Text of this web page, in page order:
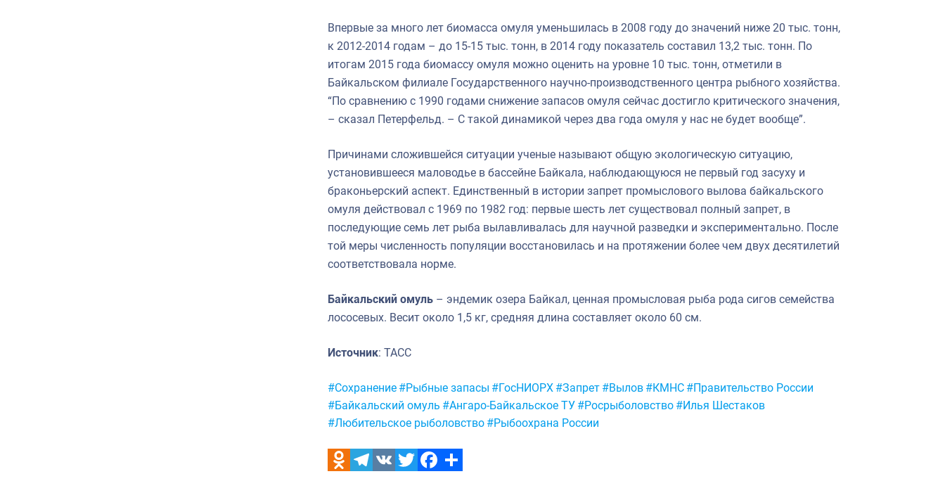
Впервые за много лет биомасса омуля уменьшилась в 2008 году до значений ниже 20 тыс. тонн,
к 2012-2014 годам – до 15-15 тыс. тонн, в 2014 году показатель составил 13,2 тыс. тонн. По
итогам 2015 года биомассу омуля можно оценить на уровне 10 тыс. тонн, отметили в
Байкальском филиале Государственного научно-производственного центра рыбного хозяйства.
“По сравнению с 1990 годами снижение запасов омуля сейчас достигло критического значения,
– сказал Петерфельд. – С такой динамикой через два года омуля у нас не будет вообще”.
Причинами сложившейся ситуации ученые называют общую экологическую ситуацию,
установившееся маловодье в бассейне Байкала, наблюдающуюся не первый год засуху и
браконьерский аспект. Единственный в истории запрет промыслового вылова байкальского
омуля действовал с 1969 по 1982 год: первые шесть лет существовал полный запрет, в
последующие семь лет рыба вылавливалась для научной разведки и экспериментально. После
той меры численность популяции восстановилась и на протяжении более чем двух десятилетий
соответствовала норме.
Байкальский омуль – эндемик озера Байкал, ценная промысловая рыба рода сигов семейства
лососевых. Весит около 1,5 кг, средняя длина составляет около 60 см.
Источник: ТАСС
Метки:
#Сохранение #Рыбные запасы #ГосНИОРХ #Запрет #Вылов #КМНС #Правительство России
#Байкальский омуль #Ангаро-Байкальское ТУ #Росрыболовство #Илья Шестаков
#Любительское рыболовство #Рыбоохрана России